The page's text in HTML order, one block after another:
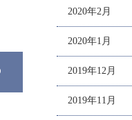
2020年2月
2020年1月
2019年12月
2019年11月